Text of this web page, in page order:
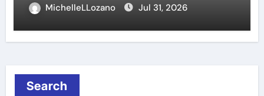
MichelleLLozano Jul 31, 2026
Search